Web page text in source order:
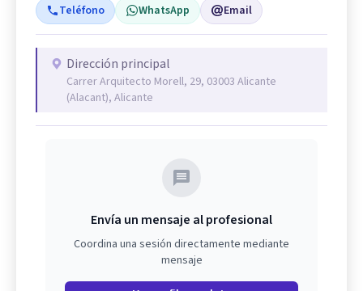
Teléfono WhatsApp Email
Dirección principal
Carrer Arquitecto Morell, 29, 03003 Alicante
(Alacant), Alicante
Envía un mensaje al profesional
Coordina una sesión directamente mediante
mensaje